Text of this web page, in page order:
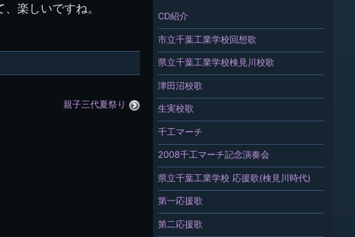
楽しいですね。
親子三代夏祭り
CD紹介
市立千葉工業学校回想歌
県立千葉工業学校検見川校歌
津田沼校歌
生実校歌
千工マーチ
2008千工マーチ記念演奏会
県立千葉工業学校 応援歌(検見川時代)
第一応援歌
第二応援歌